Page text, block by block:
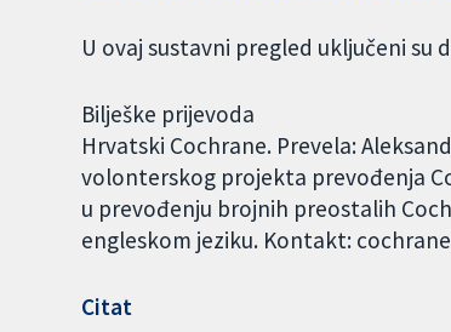
U ovaj sustavni pregled uključeni su
Bilješke prijevoda
Hrvatski Cochrane. Prevela:
volonterskog projekta prevođenja
u prevođenju brojnih preostalih
engleskom jeziku. Kontakt:
Citat